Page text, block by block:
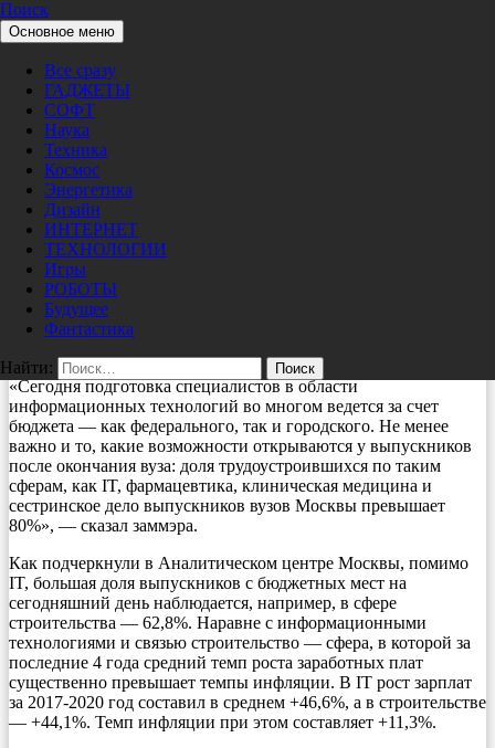
Перейти к содержимому
Pro/Hi-Tech
Поиск
Основное меню
Все сразу
ГАДЖЕТЫ
СОФТ
Наука
Техника
Космос
Энергетика
Дизайн
ИНТЕРНЕТ
ТЕХНОЛОГИИ
Игры
РОБОТЫ
Будущее
Фантастика
Найти:
ТЕХНОЛОГИИ
Наиболее востребованных
специалистов в Москве готовят
преимущественно за счет бюджета
07/17/2021 nat
Специалистов наиболее востребованных отраслей вузы в
Москве готовят преимущественно за счет федерального или
городского бюджета. Для находящейся в топе по
востребованности IT сферы, почти 80% всех выпускников
обучались за счет государства сообщил заместитель Мэра
Москвы по вопросам экономической политики и
«Сегодня подготовка специалистов в области
информационных технологий во многом ведется за счет
бюджета — как федерального, так и городского. Не менее
важно и то, какие возможности открываются у выпускников
после окончания вуза: доля трудоустроившихся по таким
сферам, как IT, фармацевтика, клиническая медицина и
сестринское дело выпускников вузов Москвы превышает
80%», — сказал заммэра.
Как подчеркнули в Аналитическом центре Москвы, помимо
IT, большая доля выпускников с бюджетных мест на
сегодняшний день наблюдается, например, в сфере
строительства — 62,8%. Наравне с информационными
технологиями и связью строительство — сфера, в которой за
последние 4 года средний темп роста заработных плат
существенно превышает темпы инфляции. В IT рост зарплат
за 2017-2020 год составил в среднем +46,6%, а в строительстве
— +44,1%. Темп инфляции при этом составляет +11,3%.